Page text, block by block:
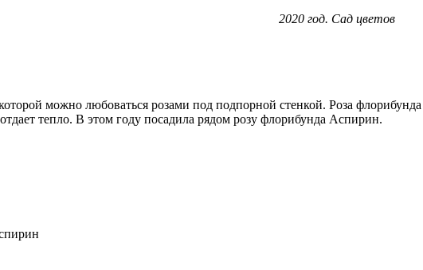
2020 год. Сад цветов
можно любоваться розами под подпорной стенкой. Роза
тепло. В этом году посадила рядом розу флорибунда Аспирин.